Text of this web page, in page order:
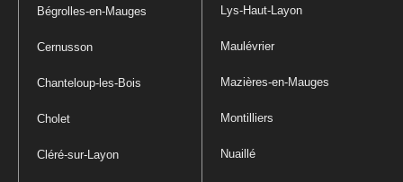
Bégrolles-en-Mauges
Cernusson
Chanteloup-les-Bois
Cholet
Cléré-sur-Layon
Lys-Haut-Layon
Maulévrier
Mazières-en-Mauges
Montilliers
Nuaillé